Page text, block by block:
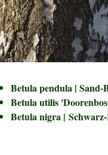
Betula pendula | Sand-
Betula utilis
Betula nigra |